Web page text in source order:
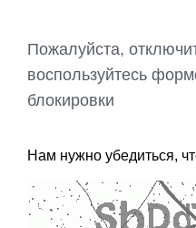
Пожалуйста,
воспользуйтесь
блокировки
Нам нужно убедиться,